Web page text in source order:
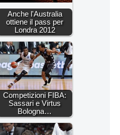
Anche l'Australia
ottiene il pass per
Londra 2012
Competizioni FIBA:
Sassari e Virtus
Bologna…